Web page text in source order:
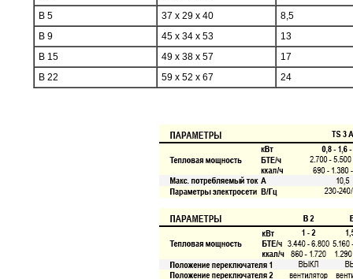
B 5
37 x 29 x 40
8,5
B 9
45 x 34 x 53
13
B 15
49 x 38 x 57
17
B 22
59 x 52 x 67 24